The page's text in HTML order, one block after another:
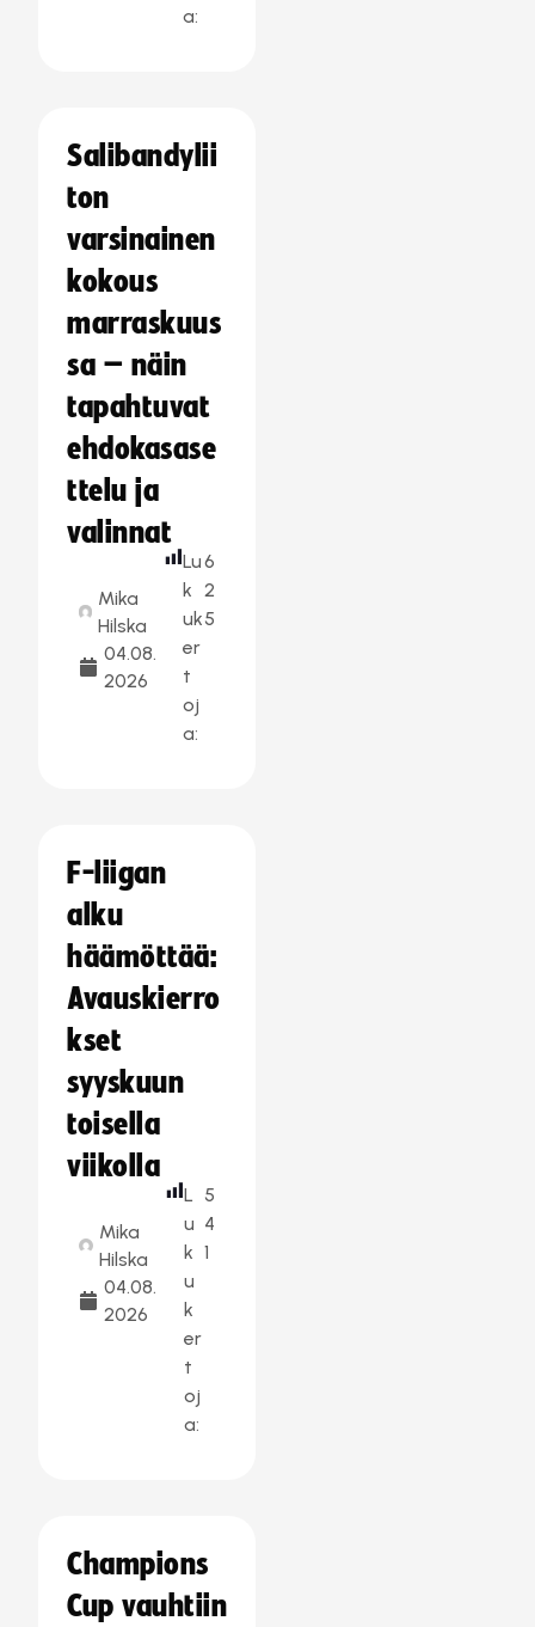
a:
Salibandylii
ton
varsinainen
kokous
marraskuus
sa – näin
tapahtuvat
ehdokasase
ttelu ja
valinnat
Mika
Hilska
04.08.
2026
Lu
k
uk
er
t
oj
a:
6
2
5
F-liigan
alku
häämöttää:
Avauskierro
kset
syyskuun
toisella
viikolla
Mika
Hilska
04.08.
2026
L
u
k
u
k
er
t
oj
a:
5
4
1
Champions
Cup vauhtiin